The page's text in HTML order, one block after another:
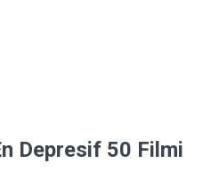
Depresif 50 Filmi